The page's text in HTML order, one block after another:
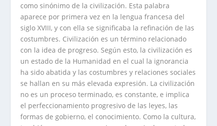
como sinónimo de la civilización. Esta palabra
aparece por primera vez en la lengua francesa del
siglo XVIII, y con ella se significaba la refinación de las
costumbres. Civilización es un término relacionado
con la idea de progreso. Según esto, la civilización es
un estado de la Humanidad en el cual la ignorancia
ha sido abatida y las costumbres y relaciones sociales
se hallan en su más elevada expresión. La civilización
no es un proceso terminado, es constante, e implica
el perfeccionamiento progresivo de las leyes, las
formas de gobierno, el conocimiento. Como la cultura,